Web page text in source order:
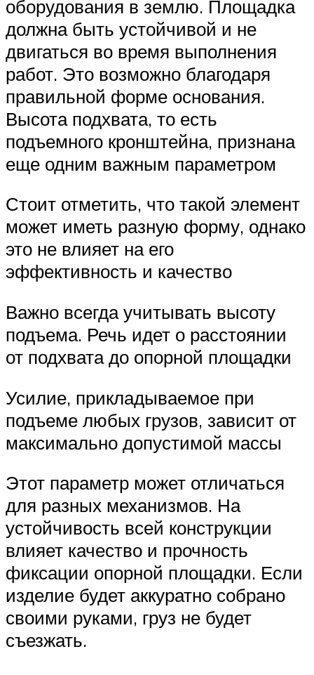
оборудования в землю. Площадка
должна быть устойчивой и не
двигаться во время выполнения
работ. Это возможно благодаря
правильной форме основания.
Высота подхвата, то есть
подъемного кронштейна, признана
еще одним важным параметром
Стоит отметить, что такой элемент
может иметь разную форму, однако
это не влияет на его
эффективность и качество
Важно всегда учитывать высоту
подъема. Речь идет о расстоянии
от подхвата до опорной площадки
Усилие, прикладываемое при
подъеме любых грузов, зависит от
максимально допустимой массы
Этот параметр может отличаться
для разных механизмов. На
устойчивость всей конструкции
влияет качество и прочность
фиксации опорной площадки. Если
изделие будет аккуратно собрано
своими руками, груз не будет
съезжать.